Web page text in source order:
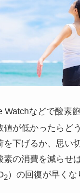
Watchなどで酸素
値が低かったらど
を下げるか、思い
素の消費を減らせ
2）の回復が早くな